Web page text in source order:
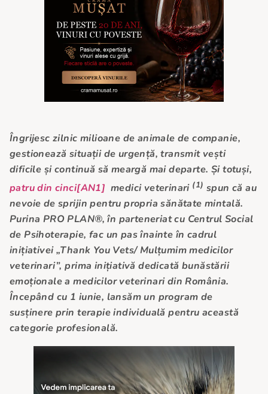
Îngrijesc zilnic milioane de animale de companie,
gestionează situații de urgență, transmit vești
dificile și continuă să meargă mai departe. Și totuși,
patru din cinci[AN1] medici veterinari (1) spun că au
nevoie de sprijin pentru propria sănătate mintală.
Purina PRO PLAN®, în parteneriat cu Centrul Social
de Psihoterapie, fac un pas înainte în cadrul
inițiativei „Thank You Vets/ Mulțumim medicilor
veterinari”,prima inițiativă dedicată bunăstării
emoționale a medicilor veterinari din România.
Începând cu 1 iunie, lansăm un program de
susținere prin terapie individuală pentru această
categorie profesională.